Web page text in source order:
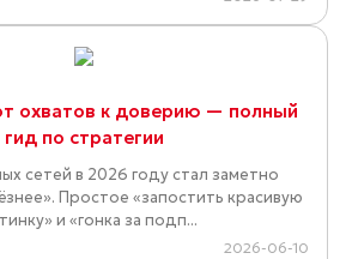
охватов к доверию — полный
гид по стратегии
сетей в 2026 году стал заметно
Простое «запостить красивую
и «гонка за подп...
2026-06-10